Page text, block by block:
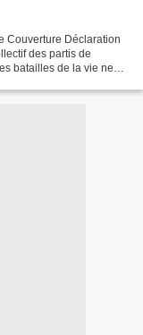
Couverture Déclaration
des partis de
batailles de la vie ne